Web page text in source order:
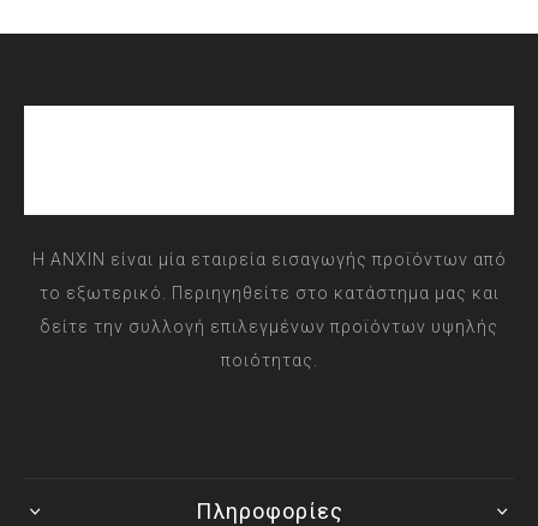
Η ANXIN είναι μία εταιρεία εισαγωγής προϊόντων από
το εξωτερικό. Περιηγηθείτε στο κατάστημα μας και
δείτε την συλλογή επιλεγμένων προϊόντων υψηλής
ποιότητας.
Πληροφορίες